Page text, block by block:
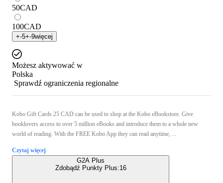
50CAD
100CAD
+-5+-9więcej
Możesz aktywować w
Polska
Sprawdź ograniczenia regionalne
Kobo Gift Cards 25 CAD can be used to shop at the Kobo eBookstore. Give
booklovers access to over 5 million eBooks and introduce them to a whole new
world of reading. With the FREE Kobo App they can read anytime, ...
Czytaj więcej
G2A Plus
Zdobądź Punkty Plus:16